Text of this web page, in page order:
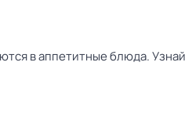
в аппетитные блюда.